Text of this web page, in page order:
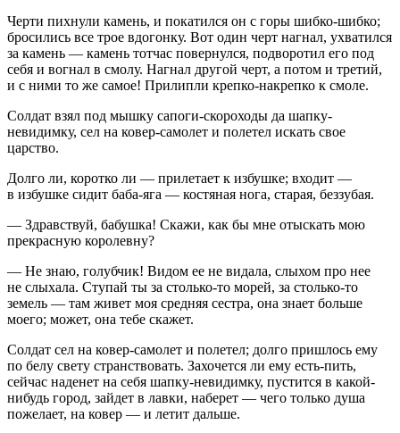
Черти пихнули камень, и покатился он с горы шибко-шибко;
бросились все трое вдогонку. Вот один черт нагнал, ухватился
за камень — камень тотчас повернулся, подворотил его под
себя и вогнал в смолу. Нагнал другой черт, а потом и третий,
и с ними то же самое! Прилипли крепко-накрепко к смоле.
Солдат взял под мышку сапоги-скороходы да шапку-
невидимку, сел на ковер-самолет и полетел искать свое
царство.
Долго ли, коротко ли — прилетает к избушке; входит —
в избушке сидит баба-яга — костяная нога, старая, беззубая.
— Здравствуй, бабушка! Скажи, как бы мне отыскать мою
прекрасную королевну?
— Не знаю, голубчик! Видом ее не видала, слыхом про нее
не слыхала. Ступай ты за столько-то морей, за столько-то
земель — там живет моя средняя сестра, она знает больше
моего; может, она тебе скажет.
Солдат сел на ковер-самолет и полетел; долго пришлось ему
по белу свету странствовать. Захочется ли ему есть-пить,
сейчас наденет на себя шапку-невидимку, пустится в какой-
нибудь город, зайдет в лавки, наберет — чего только душа
пожелает, на ковер — и летит дальше.